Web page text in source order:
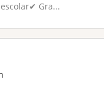
Gra...